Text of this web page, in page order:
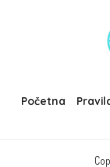
Početna